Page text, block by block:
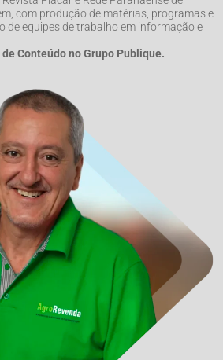
com produção de matérias, programas e
de equipes de trabalho em informação e
Conteúdo no Grupo Publique.